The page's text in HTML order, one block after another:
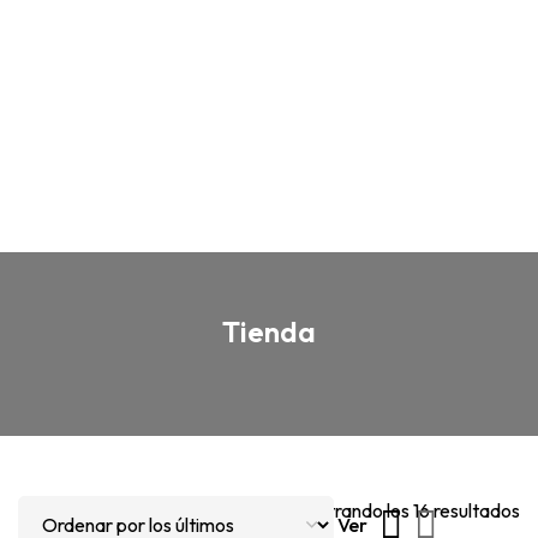
Tienda
Mostrando los 16 resultados
Ver